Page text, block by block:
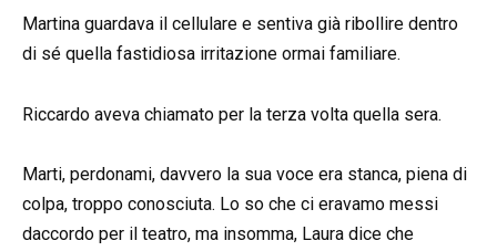
Martina guardava il cellulare e sentiva già ribollire dentro
di sé quella fastidiosa irritazione ormai familiare.
Riccardo aveva chiamato per la terza volta quella sera.
Marti, perdonami, davvero la sua voce era stanca, piena di
colpa, troppo conosciuta. Lo so che ci eravamo messi
daccordo per il teatro, ma insomma, Laura dice che